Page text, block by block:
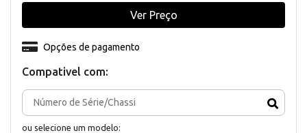
Compativel com:
ou selecione um modelo:
Opções de pagamento
Ver Preço